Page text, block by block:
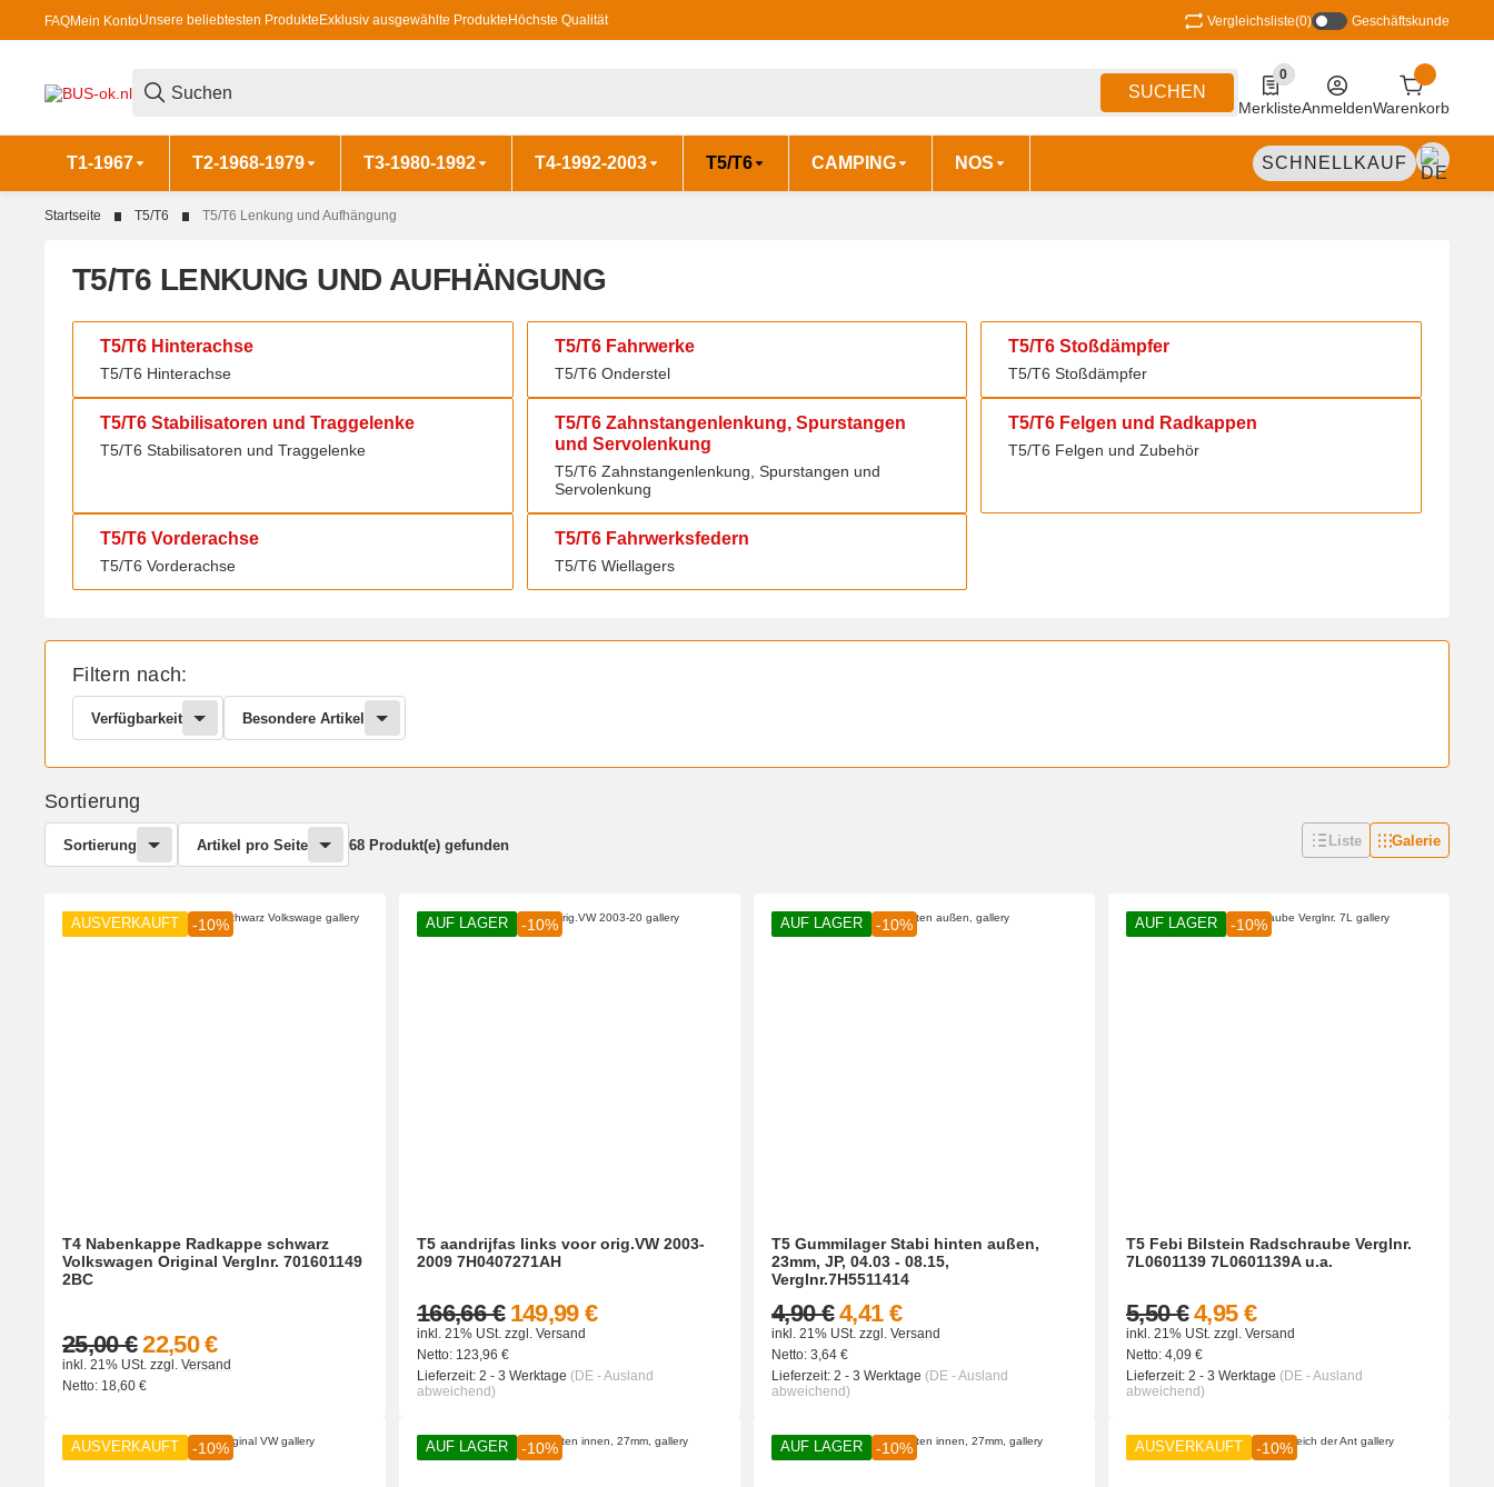
FAQMein KontoUnsere beliebtesten Produkte Exklusiv ausgewählte Produkte Höchste Qualität Vergleichsliste(0) Geschäftskunde
SUCHEN
0
0 Produkte in der Liste
MerklisteAnmeldenWarenkorb
T1-1967 T2-1968-1979 T3-1980-1992 T4-1992-2003 T5/T6 CAMPING NOS SCHNELLKAUF
Startseite T5/T6 T5/T6 Lenkung und Aufhängung
T5/T6 LENKUNG UND AUFHÄNGUNG
T5/T6 Hinterachse
T5/T6 Hinterachse
T5/T6 Hinterachse
T5/T6 Fahrwerke
T5/T6 Fahrwerke
T5/T6 Onderstel
T5/T6 Stoßdämpfer
T5/T6 Stoßdämpfer
T5/T6 Stoßdämpfer
T5/T6 Stabilisatoren und Traggelenke
T5/T6 Stabilisatoren und Traggelenke
T5/T6 Stabilisatoren und Traggelenke
T5/T6 Zahnstangenlenkung, Spurstangen und Servolenkung
T5/T6 Zahnstangenlenkung, Spurstangen
und Servolenkung
T5/T6 Zahnstangenlenkung, Spurstangen und
Servolenkung
T5/T6 Felgen und Radkappen
T5/T6 Felgen und Radkappen
T5/T6 Felgen und Zubehör
T5/T6 Vorderachse
T5/T6 Vorderachse
T5/T6 Vorderachse
T5/T6 Fahrwerksfedern
T5/T6 Fahrwerksfedern
T5/T6 Wiellagers
Filtern nach:
Verfügbarkeit Besondere Artikel
Sortierung
Sortierung Artikel pro Seite 68 Produkt(e) gefunden Liste Galerie
AUSVERKAUFT -10%
T4 Nabenkappe Radkappe schwarz
Volkswagen Original Verglnr. 701601149
2BC
22,50 €
25,00 €
inkl. 21% USt. zzgl. Versand
Netto: 18,60 €
AUF LAGER -10%
T5 aandrijfas links voor orig.VW 2003-
2009 7H0407271AH
149,99 €
166,66 €
inkl. 21% USt. zzgl. Versand
Netto: 123,96 €
Lieferzeit: 2 - 3 Werktage (DE - Ausland
abweichend)
AUF LAGER -10%
T5 Gummilager Stabi hinten außen,
23mm, JP, 04.03 - 08.15,
Verglnr.7H5511414
4,41 €
4,90 €
inkl. 21% USt. zzgl. Versand
Netto: 3,64 €
Lieferzeit: 2 - 3 Werktage (DE - Ausland
abweichend)
AUF LAGER -10%
T5 Febi Bilstein Radschraube Verglnr.
7L0601139 7L0601139A u.a.
4,95 €
5,50 €
inkl. 21% USt. zzgl. Versand
Netto: 4,09 €
Lieferzeit: 2 - 3 Werktage (DE - Ausland
abweichend)
AUSVERKAUFT -10% AUF LAGER -10% AUF LAGER -10% AUSVERKAUFT -10%